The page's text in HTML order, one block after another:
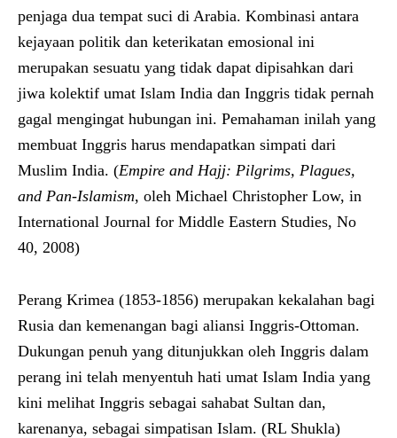
penjaga dua tempat suci di Arabia. Kombinasi antara
kejayaan politik dan keterikatan emosional ini
merupakan sesuatu yang tidak dapat dipisahkan dari
jiwa kolektif umat Islam India dan Inggris tidak pernah
gagal mengingat hubungan ini. Pemahaman inilah yang
membuat Inggris harus mendapatkan simpati dari
Muslim India. (Empire and Hajj: Pilgrims, Plagues,
and Pan-Islamism, oleh Michael Christopher Low, in
International Journal for Middle Eastern Studies, No
40, 2008)
Perang Krimea (1853-1856) merupakan kekalahan bagi
Rusia dan kemenangan bagi aliansi Inggris-Ottoman.
Dukungan penuh yang ditunjukkan oleh Inggris dalam
perang ini telah menyentuh hati umat Islam India yang
kini melihat Inggris sebagai sahabat Sultan dan,
karenanya, sebagai simpatisan Islam. (RL Shukla)